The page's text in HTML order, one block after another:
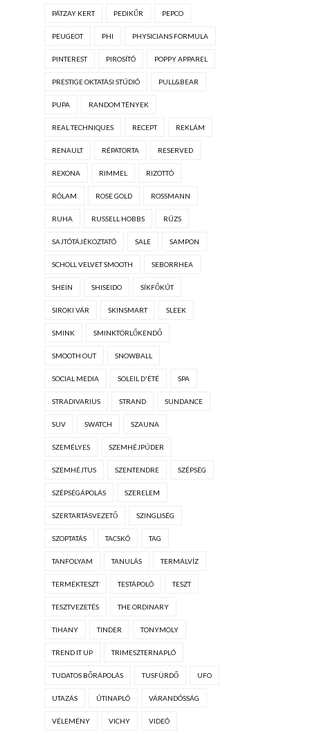
PÁTZAY KERT PEDIKŰR PEPCO
PEUGEOT PHI PHYSICIANS FORMULA
PINTEREST PIROSÍTÓ POPPY APPAREL
PRESTIGE OKTATÁSI STÚDIÓ PULL&BEAR
PUPA RANDOM TÉNYEK
REAL TECHNIQUES RECEPT REKLÁM
RENAULT RÉPATORTA RESERVED
REXONA RIMMEL RIZOTTÓ
RÓLAM ROSE GOLD ROSSMANN
RUHA RUSSELL HOBBS RÚZS
SAJTÓTÁJÉKOZTATÓ SALE SAMPON
SCHOLL VELVET SMOOTH SEBORRHEA
SHEIN SHISEIDO SÍKFŐKÚT
SIROKI VÁR SKINSMART SLEEK
SMINK SMINKTÖRLŐKENDŐ
SMOOTH OUT SNOWBALL
SOCIAL MEDIA SOLEIL D'ÉTÉ SPA
STRADIVARIUS STRAND SUNDANCE
SUV SWATCH SZAUNA
SZEMÉLYES SZEMHÉJPÚDER
SZEMHÉJTUS SZENTENDRE SZÉPSÉG
SZÉPSÉGÁPOLÁS SZERELEM
SZERTARTÁSVEZETŐ SZINGLISÉG
SZOPTATÁS TACSKÓ TAG
TANFOLYAM TANULÁS TERMÁLVÍZ
TERMÉKTESZT TESTÁPOLÓ TESZT
TESZTVEZETÉS THE ORDINARY
TIHANY TINDER TONYMOLY
TREND IT UP TRIMESZTERNAPLÓ
TUDATOS BŐRÁPOLÁS TUSFÜRDŐ UFO
UTAZÁS ÚTINAPLÓ VÁRANDÓSSÁG
VÉLEMÉNY VICHY VIDEÓ